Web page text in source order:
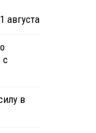
августа
с
в